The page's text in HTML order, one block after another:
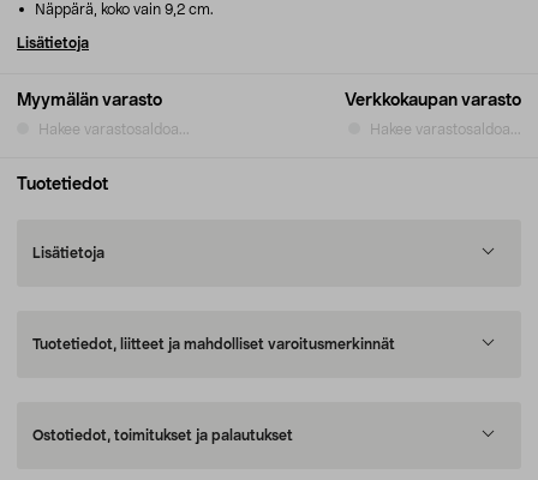
Myymälän varasto
Hakee varastosaldoa...
Verkkokaupan varasto
Hakee varastosaldoa...
Näppärä, koko vain 9,2 cm.
Lisätietoja
Tuotetiedot
Lisätietoja
Tuotetiedot, liitteet ja mahdolliset varoitusmerkinnät
Ostotiedot, toimitukset ja palautukset